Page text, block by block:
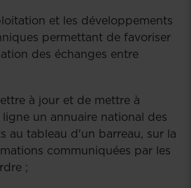
et les développements
permettant de favoriser
des échanges entre
à jour et de mettre à
un annuaire national des
au tableau d'un barreau, sur la
communiquées par les
;